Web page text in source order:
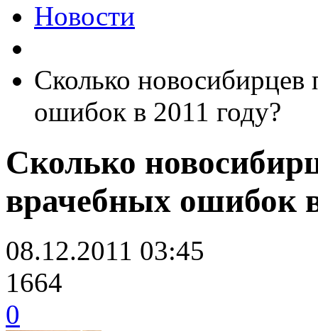
Новости
Сколько новосибирцев
ошибок в 2011 году?
Сколько
врачебных ошибок
08.12.2011 03:45
1664
0